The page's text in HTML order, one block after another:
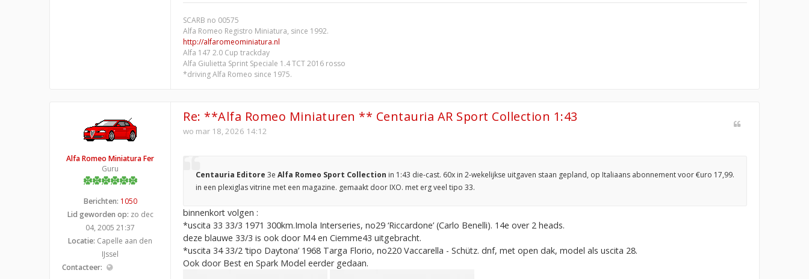
SCARB no 00575
Alfa Romeo Registro Miniatura, since 1992.
http://alfaromeominiatura.nl
Alfa 147 2.0 Cup trackday
Alfa Giulietta Sprint Speciale 1.4 TCT 2016 rosso
*driving Alfa Romeo since 1975.
Alfa Romeo Miniatura Fer
Guru
Berichten: 1050
Lid geworden op: zo dec
04, 2005 21:37
Locatie: Capelle aan den
IJssel
Contacteer:
Re: **Alfa Romeo Miniaturen ** Centauria AR Sport Collection 1:43
wo mar 18, 2026 14:12
Centauria Editore 3e Alfa Romeo Sport Collection in 1:43 die-cast. 60x in 2-wekelijkse uitgaven staan gepland, op Italiaans abonnement voor €uro 17,99.
in een plexiglas vitrine met een magazine. gemaakt door IXO. met erg veel tipo 33.
binnenkort volgen :
*uscita 33 33/3 1971 300km.Imola Interseries, no29 ‘Riccardone’ (Carlo Benelli). 14e over 2 heads.
deze blauwe 33/3 is ook door M4 en Ciemme43 uitgebracht.
*uscita 34 33/2 ‘tipo Daytona’ 1968 Targa Florio, no220 Vaccarella - Schütz. dnf, met open dak, model als uscita 28.
Ook door Best en Spark Model eerder gedaan.